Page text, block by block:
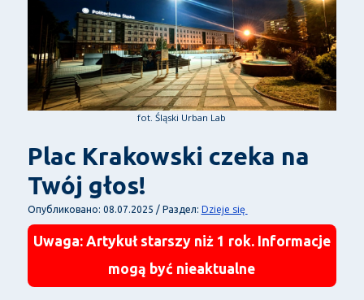
fot. Śląski Urban Lab
Plac Krakowski czeka na
Twój głos!
Опубликовано: 08.07.2025 / Раздел: Dzieje się
Uwaga: Artykuł starszy niż 1 rok. Informacje
mogą być nieaktualne